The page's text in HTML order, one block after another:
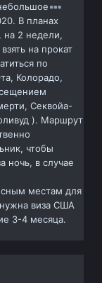
В планах
на 2 недели,
на прокат
по
Колорадо,
Секвойа-
). Маршрут
чтобы
ночь, в случае
местам для
виза США
3-4 месяца.